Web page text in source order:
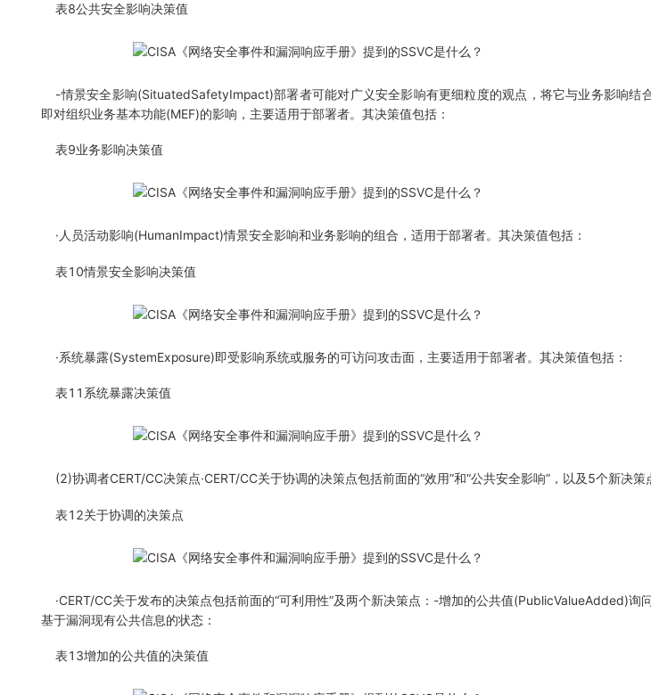
表8公共安全影响决策值
-情景安全影响(SituatedSafetyImpact)部署者可能对广义安全影响有更细粒度的观点，将它与业务影响结
即对组织业务基本功能(MEF)的影响，主要适用于部署者。其决策值包括：
表9业务影响决策值
·人员活动影响(HumanImpact)情景安全影响和业务影响的组合，适用于部署者。其决策值包括：
表10情景安全影响决策值
·系统暴露(SystemExposure)即受影响系统或服务的可访问攻击面，主要适用于部署者。其决策值包括：
表11系统暴露决策值
(2)协调者CERT/CC决策点·CERT/CC关于协调的决策点包括前面的“效用”和“公共安全影响”，以及5个新决策
表12关于协调的决策点
·CERT/CC关于发布的决策点包括前面的“可利用性”及两个新决策点：-增加的公共值(PublicValueAdded)询
基于漏洞现有公共信息的状态：
表13增加的公共值的决策值